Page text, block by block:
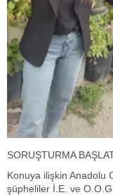
SORUŞTURMA
Konuya ilişkin Anadolu
şüpheliler İ.E. ve